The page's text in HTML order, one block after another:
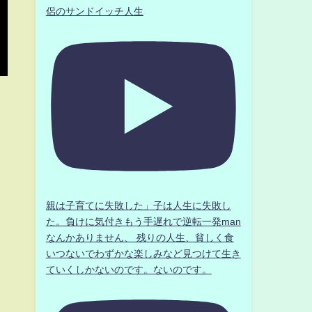
侶のサンドイッチ人生
親は子育てに失敗した」子は人生に失敗し
た。負けに気付きもう手遅れで逆転一発man
なんかありません、 残りの人生、貧しく食
いつないでわずかな楽しみなど見つけて生き
ていくしかないのです。ないのです。